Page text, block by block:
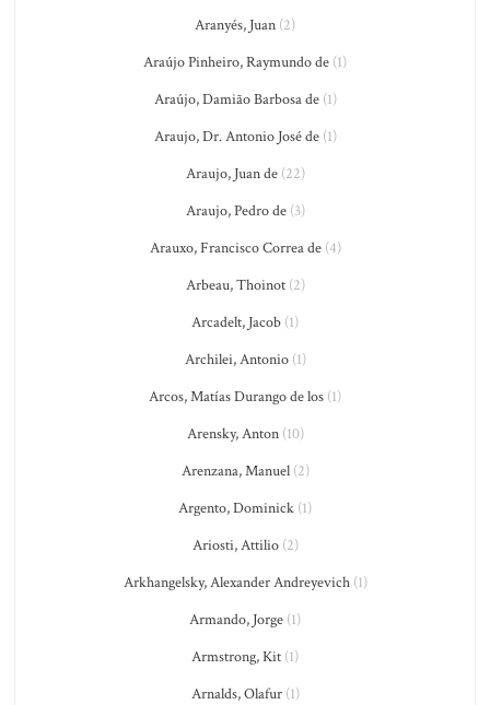
Aranyés, Juan (2)
Araújo Pinheiro, Raymundo de (1)
Araújo, Damião Barbosa de(1)
Araujo, Dr. Antonio José de(1)
Araujo, Juan de(22)
Araujo, Pedro de(3)
Arauxo, Francisco Correa de(4)
Arbeau, Thoinot(2)
Arcadelt, Jacob (1)
Archilei, Antonio(1)
Arcos, Matías Durango de los (1)
Arensky, Anton(10)
Arenzana, Manuel(2)
Argento, Dominick (1)
Ariosti, Attilio(2)
Arkhangelsky, Alexander Andreyevich(1)
Armando, Jorge (1)
Armstrong, Kit (1)
Arnalds, Olafur(1)